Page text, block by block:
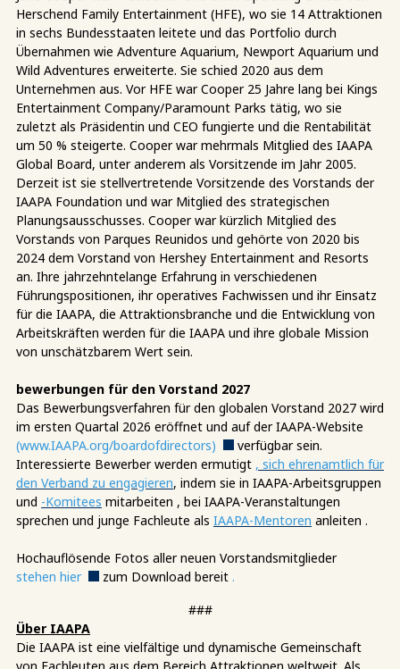
Herschend Family Entertainment (HFE), wo sie 14 Attraktionen
in sechs Bundesstaaten leitete und das Portfolio durch
Übernahmen wie Adventure Aquarium, Newport Aquarium und
Wild Adventures erweiterte. Sie schied 2020 aus dem
Unternehmen aus. Vor HFE war Cooper 25 Jahre lang bei Kings
Entertainment Company/Paramount Parks tätig, wo sie
zuletzt als Präsidentin und CEO fungierte und die Rentabilität
um 50 % steigerte. Cooper war mehrmals Mitglied des IAAPA
Global Board, unter anderem als Vorsitzende im Jahr 2005.
Derzeit ist sie stellvertretende Vorsitzende des Vorstands der
IAAPA Foundation und war Mitglied des strategischen
Planungsausschusses. Cooper war kürzlich Mitglied des
Vorstands von Parques Reunidos und gehörte von 2020 bis
2024 dem Vorstand von Hershey Entertainment and Resorts
an. Ihre jahrzehntelange Erfahrung in verschiedenen
Führungspositionen, ihr operatives Fachwissen und ihr Einsatz
für die IAAPA, die Attraktionsbranche und die Entwicklung von
Arbeitskräften werden für die IAAPA und ihre globale Mission
von unschätzbarem Wert sein.
bewerbungen für den Vorstand 2027
Das Bewerbungsverfahren für den globalen Vorstand 2027 wird
im ersten Quartal 2026 eröffnet und auf der IAAPA-Website
(www.IAAPA.org/boardofdirectors)
verfügbar sein.
Interessierte Bewerber werden ermutigt , sich ehrenamtlich für
den Verband zu engagieren, indem sie in IAAPA-Arbeitsgruppen
und -Komitees mitarbeiten , bei IAAPA-Veranstaltungen
sprechen und junge Fachleute als IAAPA-Mentoren anleiten .
Hochauflösende Fotos aller neuen Vorstandsmitglieder
stehen hier
zum Download bereit .
###
Über IAAPA
Die IAAPA ist eine vielfältige und dynamische Gemeinschaft
von Fachleuten aus dem Bereich Attraktionen weltweit. Als